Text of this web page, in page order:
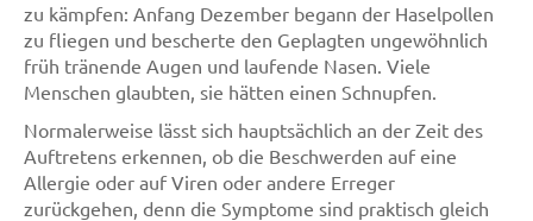
zu kämpfen: Anfang Dezember begann der Haselpollen
zu fliegen und bescherte den Geplagten ungewöhnlich
früh tränende Augen und laufende Nasen. Viele
Menschen glaubten, sie hätten einen Schnupfen.
Normalerweise lässt sich hauptsächlich an der Zeit des
Auftretens erkennen, ob die Beschwerden auf eine
Allergie oder auf Viren oder andere Erreger
zurückgehen, denn die Symptome sind praktisch gleich